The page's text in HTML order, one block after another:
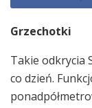
Grzechotki
Takie odkrycia
co dzień.